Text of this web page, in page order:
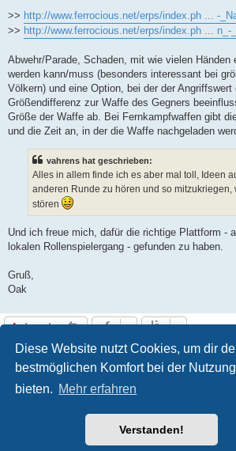
Diese Website nutzt Cookies, um dir
bestmöglichen Komfort bei der
bieten. Mehr erfahren
Verstanden!
>> http://www.ferrocious.net/erps/index.ph ... -
>> http://www.ferrocious.net/erps/index.ph ... n_-
Abwehr/Parade, Schaden, mit wie vielen Händen
werden kann/muss (besonders interessant bei
Völkern) und eine Option, bei der der Angriffswert
Größendifferenz zur Waffe des Gegners
Größe der Waffe ab. Bei Fernkampfwaffen gibt
und die Zeit an, in der die Waffe nachgeladen
vahrens hat geschrieben:
Alles in allem finde ich es aber mal toll, Ideen
anderen Runde zu hören und so mitzukriegen,
stören
Und ich freue mich, dafür die richtige Plattform -
lokalen Rollenspielergang - gefunden zu haben.
Gruß,
Oak
Antworten
7 Beiträge • Seite1 von 1
Powered byphpBB® Forum Software ©